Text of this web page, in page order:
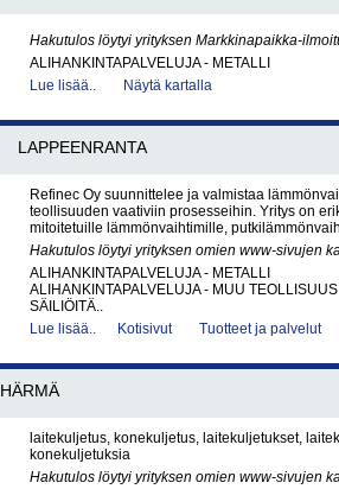
Hakutulos löytyi yrityksen Markkinapaikka-
ALIHANKINTAPALVELUJA - METALLI
Lue lisää..
Näytä kartalla
LAPPEENRANTA
Refinec Oy suunnittelee ja valmistaa
teollisuuden vaativiin prosesseihin. Yritys on
mitoitetuille lämmönvaihtimille,
Hakutulos löytyi yrityksen omien www-sivujen
ALIHANKINTAPALVELUJA - METALLI
ALIHANKINTAPALVELUJA - MUU TEOLLISUUS
SÄILIÖITÄ..
Lue lisää..
Kotisivut Tuotteet ja palvelut
HÄRMÄ
laitekuljetus, konekuljetus, laitekuljetukset,
konekuljetuksia
Hakutulos löytyi yrityksen omien www-sivujen